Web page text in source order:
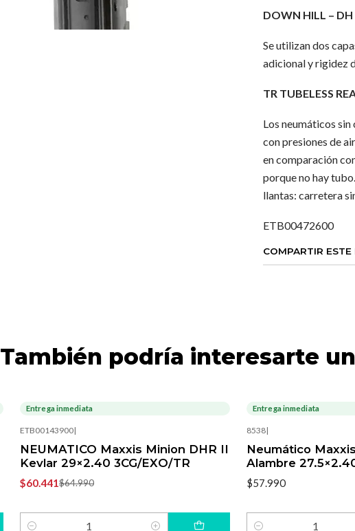
DOWN HILL – DH
Se utilizan dos
adicional y rigidez
TR TUBELESS
Los neumáticos
con presiones de
en comparación
porque no hay
llantas: carretera
ETB00472600
COMPARTIR
También podría interesarte
-7%OFF
Entrega inmediata
ETB00143900|
NEUMATICO Maxxis Minion DHR II
Kevlar 29×2.40 3CG/EXO/TR
$60.441$64.990
Entrega inmediata
8538|
Neumático
Alambre
$57.990